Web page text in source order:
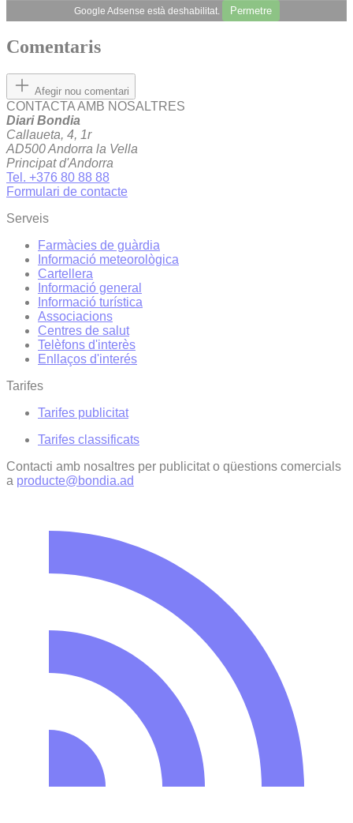
Google Adsense està deshabilitat. Permetre
Comentaris
Afegir nou comentari
CONTACTA AMB NOSALTRES
Diari Bondia
Callaueta, 4, 1r
AD500 Andorra la Vella
Principat d'Andorra
Tel. +376 80 88 88
Formulari de contacte
Serveis
Farmàcies de guàrdia
Informació meteorològica
Cartellera
Informació general
Informació turística
Associacions
Centres de salut
Telèfons d'interès
Enllaços d'interés
Tarifes
Tarifes publicitat
Tarifes classificats
Contacti amb nosaltres per publicitat o qüestions comercials
a producte@bondia.ad